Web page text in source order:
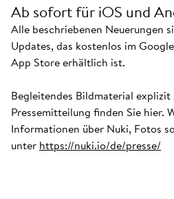
Ab sofort für iOS und
Alle beschriebenen Neuerungen
Updates, das kostenlos im
App Store erhältlich ist.
Begleitendes Bildmaterial explizit
Pressemitteilung finden Sie hier.
Informationen über Nuki, Fotos
unter https://nuki.io/de/presse/